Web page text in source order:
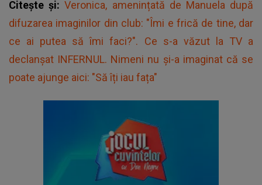
Citește și:Veronica, amenințată de Manuela după
difuzarea imaginilor din club: "Îmi e frică de tine, dar
ce ai putea să îmi faci?". Ce s-a văzut la TV a
declanșat INFERNUL. Nimeni nu și-a imaginat că se
poate ajunge aici: "Să îți iau fața"